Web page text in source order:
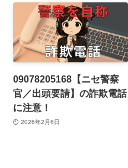
09078205168【ニセ警察
官／出頭要請】の詐欺電話
に注意！
2026年2月6日